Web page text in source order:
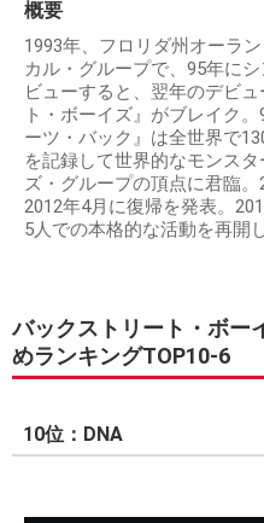
概要
1993年、フロリダ州オーラ
カル・グループで、95年に
ビューすると、翌年のデビ
ト・ボーイズ』がブレイク
ーツ・バック』は全世界で
を記録して世界的なモンス
ズ・グループの頂点に君臨。
2012年4月に復帰を発表。
5人での本格的な活動を再開
バックストリート・ボー
めランキングTOP10-6
10位：DNA